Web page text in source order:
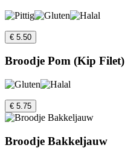
€ 5.50
Broodje Pom (Kip Filet)
€ 5.75
Broodje Bakkeljauw